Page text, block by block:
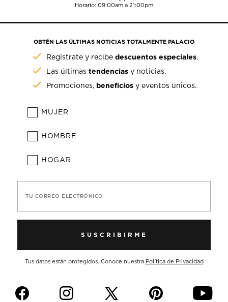
Horario: 09:00am a 21:00pm
OBTÉN LAS ÚLTIMAS NOTICIAS TOTALMENTE PALACIO
Regístrate y recibedescuentos especiales.
Las últimastendencias y noticias.
Promociones, beneficios y eventos únicos.
MUJER
HOMBRE
HOGAR
TU CORREO ELECTRÓNICO
SUSCRIBIRME
Tus datos están protegidos. Conoce nuestra Política de Privacidad
f i p y